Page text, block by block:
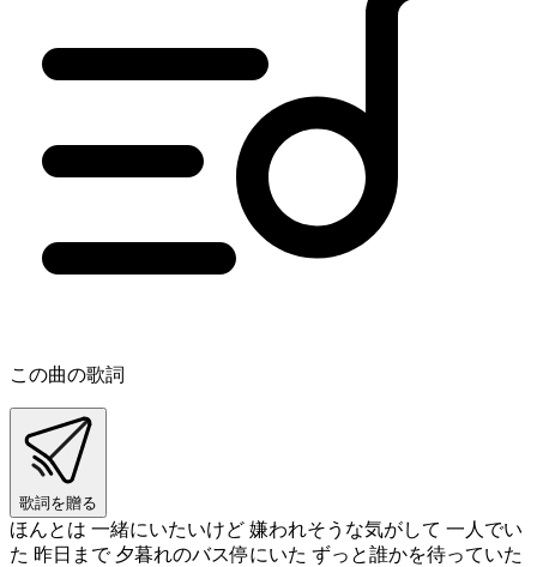
この曲の歌詞
歌詞を贈る
ほんとは 一緒にいたいけど 嫌われそうな気がして 一人でい
た 昨日まで 夕暮れのバス停にいた ずっと誰かを待っていた